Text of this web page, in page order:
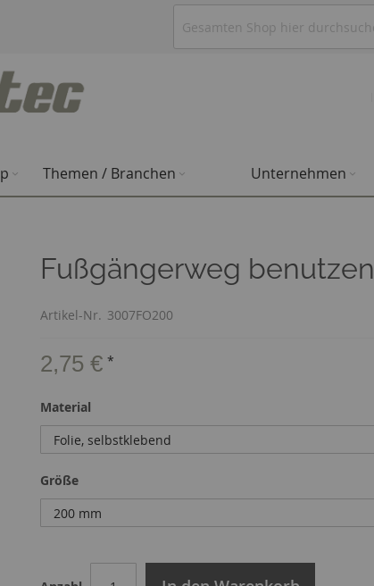
Themen / Branchen Unternehmen
Fußgängerweg benutzen
Artikel-Nr. 3007FO200
2,75 € *
Material
Größe